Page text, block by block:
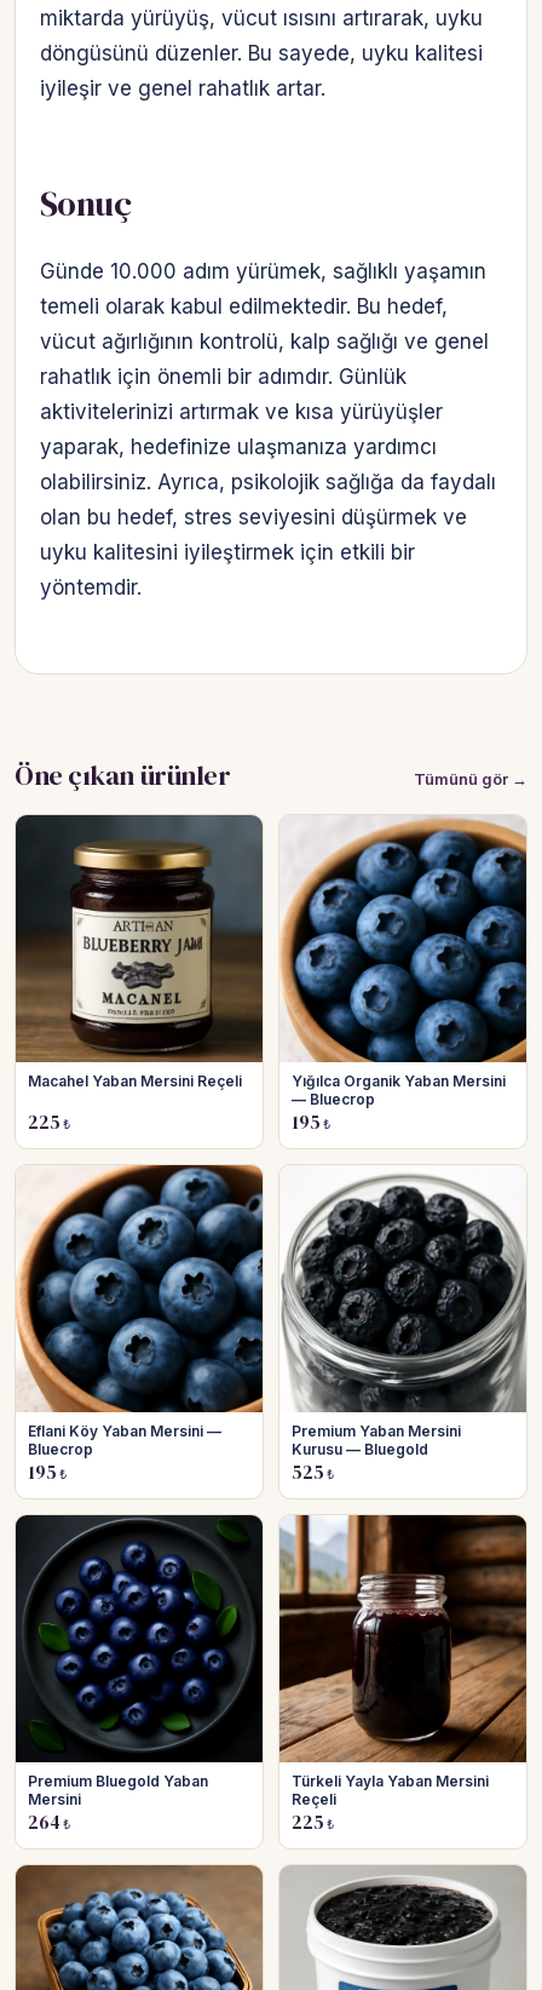
miktarda yürüyüş, vücut ısısını artırarak, uyku
döngüsünü düzenler. Bu sayede, uyku kalitesi
iyileşir ve genel rahatlık artar.
Sonuç
Günde 10.000 adım yürümek, sağlıklı yaşamın
temeli olarak kabul edilmektedir. Bu hedef,
vücut ağırlığının kontrolü, kalp sağlığı ve genel
rahatlık için önemli bir adımdır. Günlük
aktivitelerinizi artırmak ve kısa yürüyüşler
yaparak, hedefinize ulaşmanıza yardımcı
olabilirsiniz. Ayrıca, psikolojik sağlığa da faydalı
olan bu hedef, stres seviyesini düşürmek ve
uyku kalitesini iyileştirmek için etkili bir
yöntemdir.
Öne çıkan ürünler Tümünü gör →
Macahel Yaban Mersini Reçeli
225 ₺
Yığılca Organik Yaban Mersini
— Bluecrop
195 ₺
Eflani Köy Yaban Mersini —
Bluecrop
195 ₺
Premium Yaban Mersini
Kurusu — Bluegold
525 ₺
Premium Bluegold Yaban
Mersini
264 ₺
Türkeli Yayla Yaban Mersini
Reçeli
225 ₺